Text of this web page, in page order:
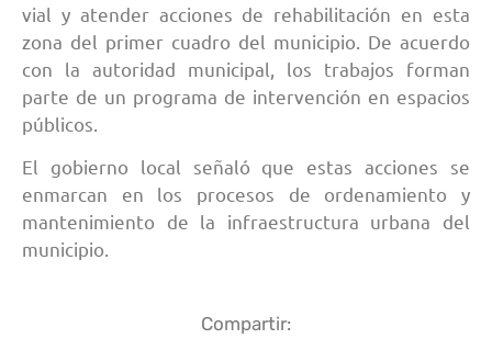
vial y atender acciones de rehabilitación en esta
zona del primer cuadro del municipio. De acuerdo
con la autoridad municipal, los trabajos forman
parte de un programa de intervención en espacios
públicos.
El gobierno local señaló que estas acciones se
enmarcan en los procesos de ordenamiento y
mantenimiento de la infraestructura urbana del
municipio.
Compartir: